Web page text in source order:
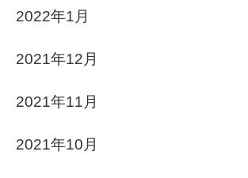
2022年1月
2021年12月
2021年11月
2021年10月